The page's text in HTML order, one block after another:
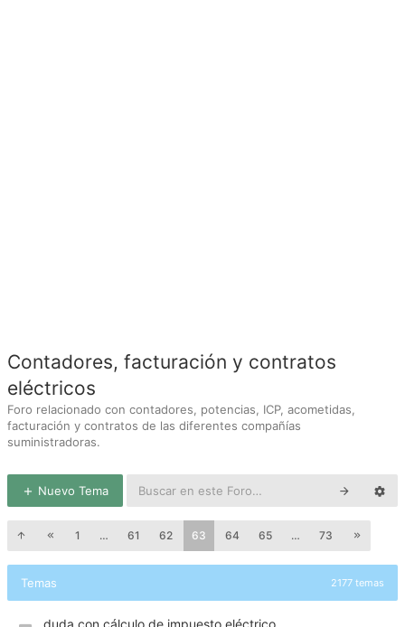
Contadores, facturación y contratos
eléctricos
Foro relacionado con contadores, potencias, ICP, acometidas,
facturación y contratos de las diferentes compañías
suministradoras.
Nuevo Tema
1 … 61 62 63 64 65 … 73
Temas 2177 temas
duda con cálculo de impuesto eléctrico